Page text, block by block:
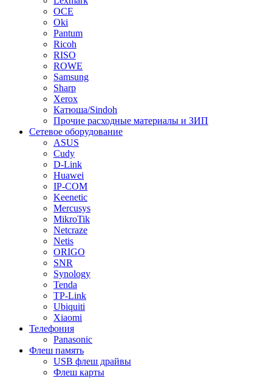
OCE
Oki
Pantum
Ricoh
RISO
ROWE
Samsung
Sharp
Xerox
Катюша/Sindoh
Прочие расходные материалы и ЗИП
Сетевое оборудование
ASUS
Cudy
D-Link
Huawei
IP-COM
Keenetic
Mercusys
MikroTik
Netcraze
Netis
ORIGO
SNR
Synology
Tenda
TP-Link
Ubiquiti
Xiaomi
Телефония
Panasonic
Флеш память
USB флеш драйвы
Флеш карты